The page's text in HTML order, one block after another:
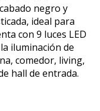
negro y
ideal para
con 9 luces LED
iluminación de
comedor, living,
hall de entrada.